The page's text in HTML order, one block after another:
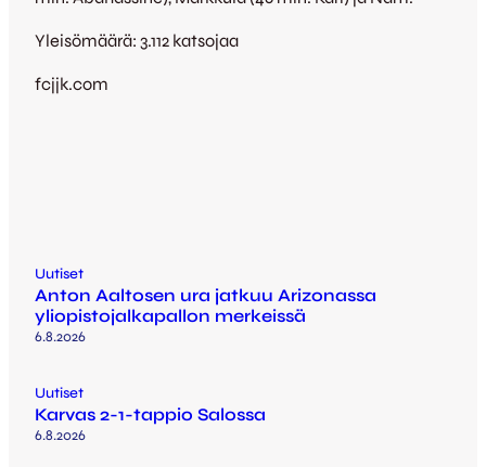
Yleisömäärä: 3.112 katsojaa
fcjjk.com
Uutiset
Anton Aaltosen ura jatkuu Arizonassa
yliopistojalkapallon merkeissä
6.8.2026
Uutiset
Karvas 2-1-tappio Salossa
6.8.2026